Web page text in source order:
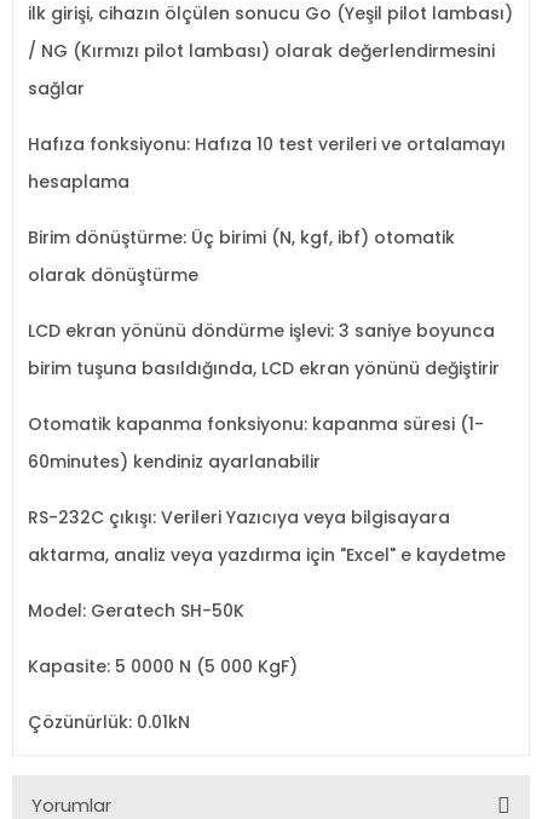
ilk girişi, cihazın ölçülen sonucu Go (Yeşil pilot lambası)
/ NG (Kırmızı pilot lambası) olarak değerlendirmesini
sağlar
Hafıza fonksiyonu: Hafıza 10 test verileri ve ortalamayı
hesaplama
Birim dönüştürme: Üç birimi (N, kgf, ibf) otomatik
olarak dönüştürme
LCD ekran yönünü döndürme işlevi: 3 saniye boyunca
birim tuşuna basıldığında, LCD ekran yönünü değiştirir
Otomatik kapanma fonksiyonu: kapanma süresi (1-
60minutes) kendiniz ayarlanabilir
RS-232C çıkışı: Verileri Yazıcıya veya bilgisayara
aktarma, analiz veya yazdırma için "Excel" e kaydetme
Model: Geratech SH-50K
Kapasite: 5 0000 N (5 000 KgF)
Çözünürlük: 0.01kN
Yorumlar